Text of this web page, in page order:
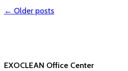
← Older posts
EXOCLEAN Office Center